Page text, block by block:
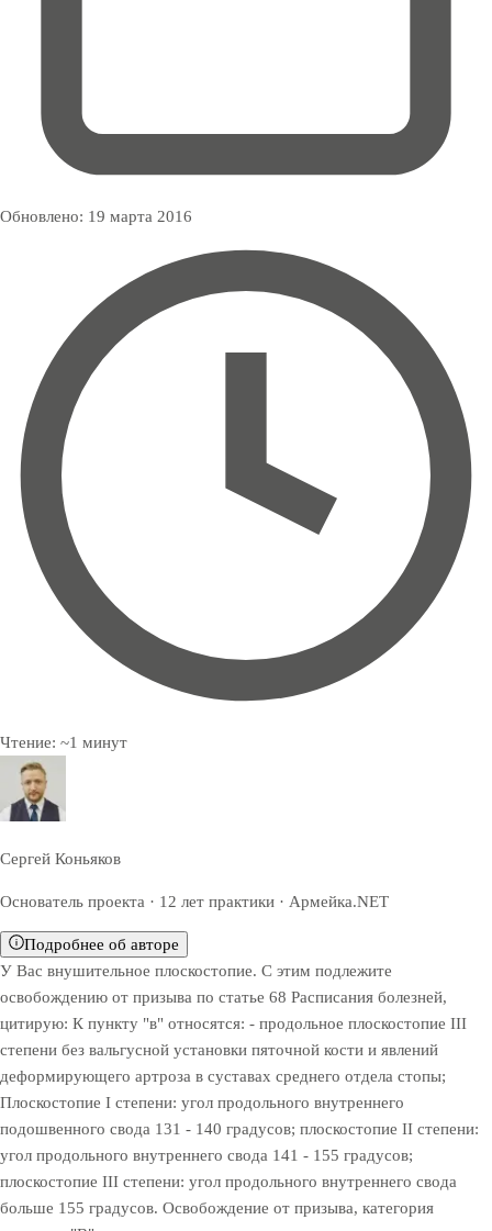
Обновлено: 19 марта 2016
Чтение: ~1 минут
Сергей Коньяков
Основатель проекта · 12 лет практики · Армейка.NET
Подробнее об авторе
У Вас внушительное плоскостопие. С этим подлежите
освобождению от призыва по статье 68 Расписания болезней,
цитирую: К пункту "в" относятся: - продольное плоскостопие III
степени без вальгусной установки пяточной кости и явлений
деформирующего артроза в суставах среднего отдела стопы;
Плоскостопие I степени: угол продольного внутреннего
подошвенного свода 131 - 140 градусов; плоскостопие II степени:
угол продольного внутреннего свода 141 - 155 градусов;
плоскостопие III степени: угол продольного внутреннего свода
больше 155 градусов. Освобождение от призыва, категория